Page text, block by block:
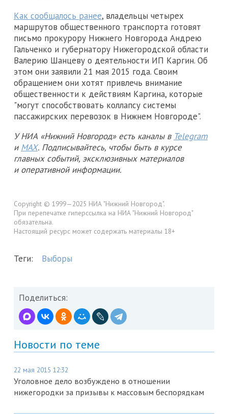
Как сообщалось ранее, владельцы четырех
маршрутов общественного транспорта готовят
письмо прокурору Нижнего Новгорода Андрею
Гальченко и губернатору Нижегородской области
Валерию Шанцеву о деятельности ИП Каргин. Об
этом они заявили 21 мая 2015 года. Своим
обращением они хотят привлечь внимание
общественности к действиям Каргина, которые
"могут способствовать коллапсу системы
пассажирских перевозок в Нижнем Новгороде".
У НИА «Нижний Новгород» есть каналы в Telegram
и MAX. Подписывайтесь, чтобы быть в курсе
главных событий, эксклюзивных материалов
и оперативной информации.
Copyright © 1999—2025 НИА "Нижний Новгород".
При перепечатке гиперссылка на НИА "Нижний Новгород"
обязательна.
Настоящий ресурс может содержать материалы 18+
Теги: Выборы
Поделиться:
Новости по теме
22 мая 2015 12:32
Уголовное дело возбуждено в отношении
нижегородки за призывы к массовым беспорядкам